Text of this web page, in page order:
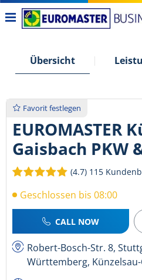
Übersicht
Favorit festlegen
EUROMASTER
Gaisbach PKW
(4.7) 115
Geschlossen bis 08:00
CALL NOW
Robert-Bosch-Str. 8,
Württemberg,